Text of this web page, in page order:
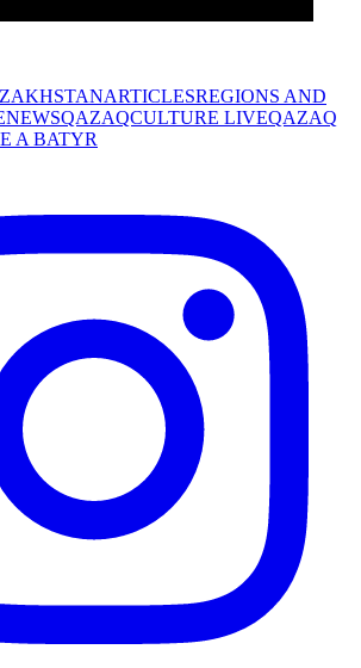
ARTICLESREGIONS AND
NEWSQAZAQCULTURE LIVEQAZAQ
A BATYR